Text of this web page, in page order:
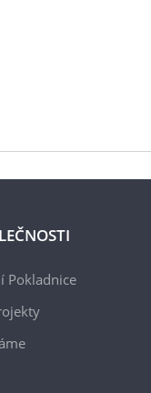
Pokladnice